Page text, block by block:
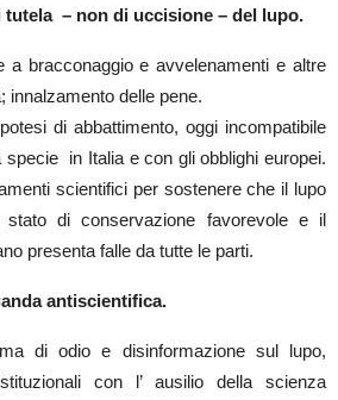
tutela – non di uccisione – del lupo.
a bracconaggio e avvelenamenti e altre
innalzamento delle pene.
di abbattimento, oggi incompatibile
in Italia e con gli obblighi europei.
scientifici per sostenere che il lupo
di conservazione favorevole e il
presenta falle da tutte le parti.
antiscientifica.
di odio e disinformazione sul lupo,
con l’ ausilio della scienza